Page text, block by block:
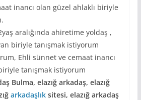
inancı olan güzel ahlaklı biriyle
aralığında ahiretime yoldaş ,
biriyle tanışmak istiyorum
Ehli sünnet ve cemaat inancı
tanışmak istiyorum
Bulma, elazığ arkadaş, elazığ
arkadaşlıksitesi, elazığ arkadaş